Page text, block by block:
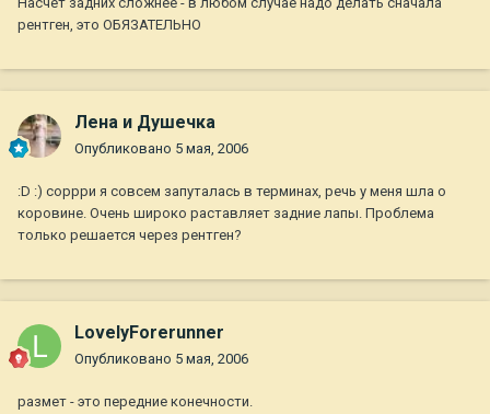
рентген, это ОБЯЗАТЕЛЬНО
Лена и Душечка
Опубликовано 5 мая, 2006
:D :) соррри я совсем запуталась в терминах, речь у меня шла о
коровине. Очень широко раставляет задние лапы. Проблема
только решается через рентген?
LovelyForerunner
Опубликовано 5 мая, 2006
размет - это передние конечности.